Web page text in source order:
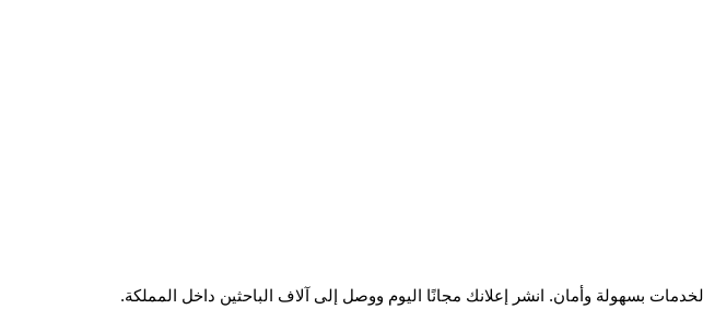
بسهولة وأمان. انشر إعلانك مجانًا اليوم ووصل إلى آلاف الباحثين داخل المملكة.